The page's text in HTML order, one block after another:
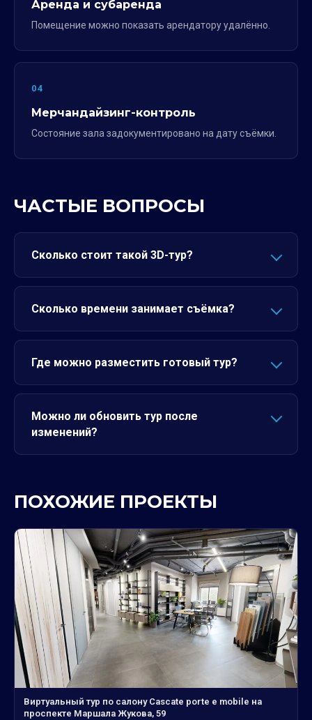
Аренда и субаренда
Помещение можно показать арендатору удалённо.
04
Мерчандайзинг-контроль
Состояние зала задокументировано на дату съёмки.
ЧАСТЫЕ ВОПРОСЫ
Сколько стоит такой 3D-тур?
Сколько времени занимает съёмка?
Где можно разместить готовый тур?
Можно ли обновить тур после
изменений?
ПОХОЖИЕ ПРОЕКТЫ
Виртуальный тур по салону Cascate porte e mobile на
проспекте Маршала Жукова, 59